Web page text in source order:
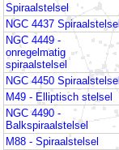
Spiraalstelsel
NGC 4437 Spiraalstelsel
NGC 4449 -
onregelmatig
spiraalstelsel
NGC 4450 Spiraalstelsel
M49 - Elliptisch stelsel
NGC 4490 -
Balkspiraalstelsel
M88 - Spiraalstelsel